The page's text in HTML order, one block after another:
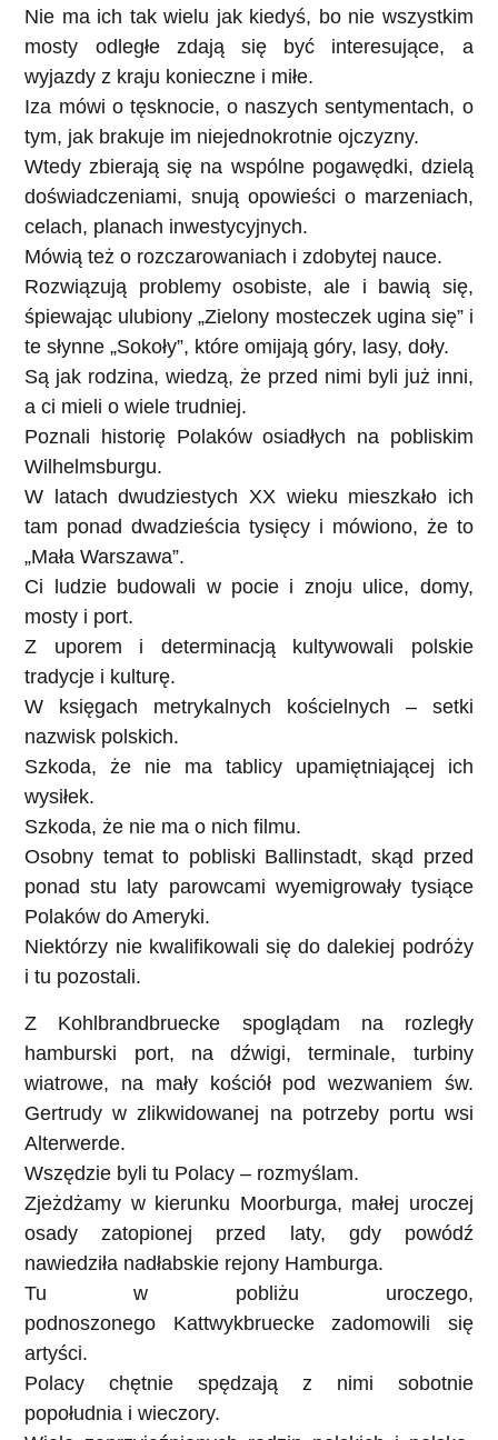
Nie ma ich tak wielu jak kiedyś, bo nie wszystkim
mosty odległe zdają się być interesujące, a
wyjazdy z kraju konieczne i miłe.
Iza mówi o tęsknocie, o naszych sentymentach, o
tym, jak brakuje im niejednokrotnie ojczyzny.
Wtedy zbierają się na wspólne pogawędki, dzielą
doświadczeniami, snują opowieści o marzeniach,
celach, planach inwestycyjnych.
Mówią też o rozczarowaniach i zdobytej nauce.
Rozwiązują problemy osobiste, ale i bawią się,
śpiewając ulubiony „Zielony mosteczek ugina się” i
te słynne „Sokoły”, które omijają góry, lasy, doły.
Są jak rodzina, wiedzą, że przed nimi byli już inni,
a ci mieli o wiele trudniej.
Poznali historię Polaków osiadłych na pobliskim
Wilhelmsburgu.
W latach dwudziestych XX wieku mieszkało ich
tam ponad dwadzieścia tysięcy i mówiono, że to
„Mała Warszawa”.
Ci ludzie budowali w pocie i znoju ulice, domy,
mosty i port.
Z uporem i determinacją kultywowali polskie
tradycje i kulturę.
W księgach metrykalnych kościelnych – setki
nazwisk polskich.
Szkoda, że nie ma tablicy upamiętniającej ich
wysiłek.
Szkoda, że nie ma o nich filmu.
Osobny temat to pobliski Ballinstadt, skąd przed
ponad stu laty parowcami wyemigrowały tysiące
Polaków do Ameryki.
Niektórzy nie kwalifikowali się do dalekiej podróży
i tu pozostali.
Z Kohlbrandbruecke spoglądam na rozległy
hamburski port, na dźwigi, terminale, turbiny
wiatrowe, na mały kościół pod wezwaniem św.
Gertrudy w zlikwidowanej na potrzeby portu wsi
Alterwerde.
Wszędzie byli tu Polacy – rozmyślam.
Zjeżdżamy w kierunku Moorburga, małej uroczej
osady zatopionej przed laty, gdy powódź
nawiedziła nadłabskie rejony Hamburga.
Tu w pobliżu uroczego,
podnoszonego Kattwykbrueckezadomowili się
artyści.
Polacy chętnie spędzają z nimi sobotnie
popołudnia i wieczory.